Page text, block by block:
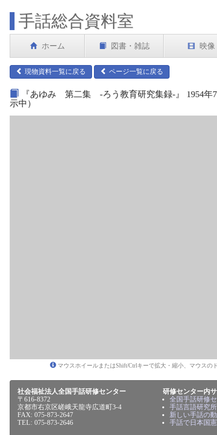
手話総合資料室
ホーム 図書・雑誌 映像
現物資料一覧に戻る ページ一覧に戻る
『あゆみ 第二集 -ろう教育研究集録-』 1954
示中）
マウスホイールまたはShift/Ctrlキーで拡大・縮小、マウスの
社会福祉法人全国手話研修センター
〒616-8372
京都市右京区嵯峨天龍寺広道町3-4
FAX: 075-873-2647
TEL: 075-873-2646
研修センター内
全国手話研修
手話言語研究所
新しい手話の
手話で日本国